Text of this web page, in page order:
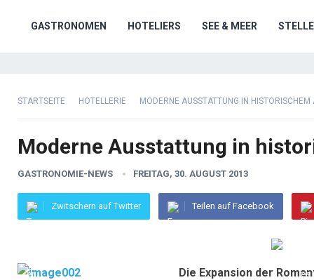
GASTRONOMEN HOTELIERS SEE & MEER
STARTSEITE HOTELLERIE MODERNE AUSSTATTUNG IN HISTORISCHEM
Moderne Ausstattung in
GASTRONOMIE-NEWS FREITAG, 30. AUGUST 2013
Zwitschern auf Twitter Teilen auf Facebook
Die Expansion der